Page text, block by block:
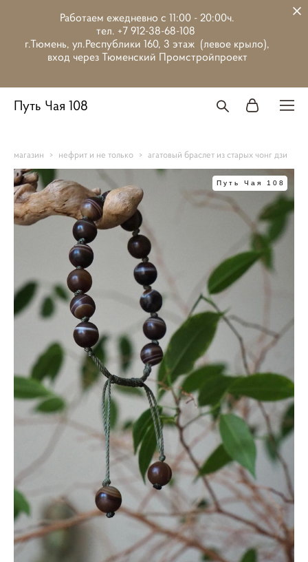
Работаем ежедневно с 11:00 - 20:00ч.
тел. +7 912-38-68-108
г.Тюмень, ул.Республики 160, 3 этаж (левое крыло),
вход через Тюменский Промстройпроект
Путь Чая 108
магазин > нефрит и не только > агатовый браслет из старых чонг дзи
Путь Чая 108